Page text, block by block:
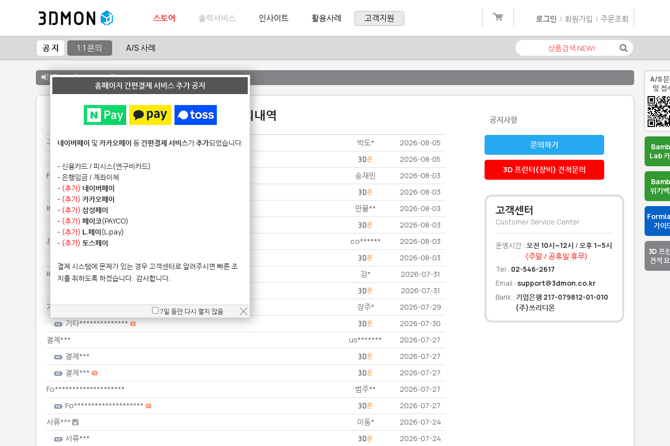
A/S
및 접
Lab
위키
가이
3D 프
견적
스토어 출력서비스 인사이트 활용사례 고객지원 로그인 | 회원가입 | 주문조회
공 지 1:1 문의 A/S 사례
공 지 :출력서비스 종료 안내
1:1 문의내역
구매*** 박도* 2026-08-05
2026-08-05
Fo******************** 송재민 2026-08-03
Fo******************** 2026-08-03
배송*** 만물** 2026-08-03
배송*** 2026-08-03
프린**************** co****** 2026-08-03
2026-08-03
배송*** 강* 2026-07-31
2026-07-31
기타************** 장주* 2026-07-29
기타************** 2026-07-30
결제*** us******* 2026-07-27
결제*** 2026-07-27
결제*** 2026-07-27
Fo******************** 범주** 2026-07-27
Fo******************** 2026-07-27
서류*** 이동* 2026-07-24
서류*** 2026-07-24
공지사항
문의하기
3D 프린터(장비) 견적문의
고객센터
Customer Service Center
운영시간 : 오전 10시~12시 /오후 1~5시
(주말 / 공휴일 휴무)
Tel : 02-546-2617
Email : support@3dmon.co.kr
Bank : 기업은행 217-079812-01-010
(주)쓰리디몬
홈페이지 간편결제 서비스 추가 공지
네이버페이 및 카카오페이 등간편결제 서비스가추가되었습니다.
- 신용카드 / 피시스(연구비카드)
- 은행입금 / 계좌이체
- (추가) 네이버페이
- (추가) 카카오페이
- (추가) 삼성페이
- (추가) 페이코(PAYCO)
- (추가) L.페이(L.pay)
- (추가) 토스페이
결제 시스템에 문제가 있는 경우 고객센터로 알려주시면 빠른 조
치를 취하도록 하겠습니다. 감사합니다.
7일 동안 다시 열지 않음